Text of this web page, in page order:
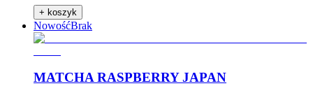
+ koszyk
NowośćBrak
MATCHA RASPBERRY JAPAN